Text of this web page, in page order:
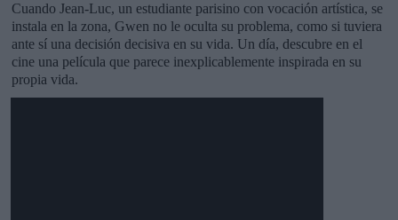
Cuando Jean-Luc, un estudiante parisino con vocación artística, se
instala en la zona, Gwen no le oculta su problema, como si tuviera
ante sí una decisión decisiva en su vida. Un día, descubre en el
cine una película que parece inexplicablemente inspirada en su
propia vida.